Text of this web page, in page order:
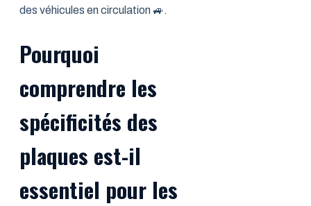
des véhicules en circulation 🚙.
Pourquoi
comprendre les
spécificités des
plaques est-il
essentiel pour les